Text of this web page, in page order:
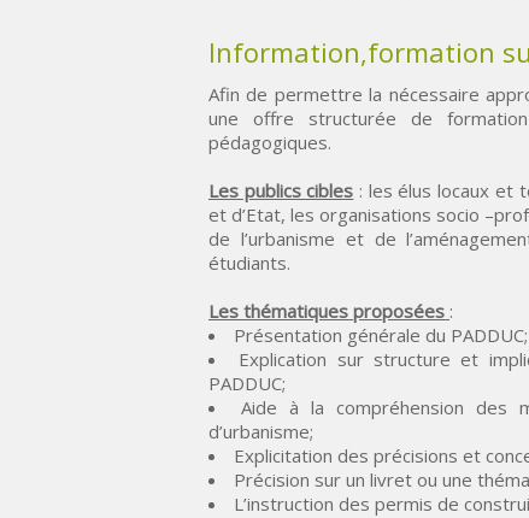
Information,formation
Afin de permettre la nécessaire
une offre structurée de
pédagogiques.
Les publics cibles : les élus locaux et
et d’Etat, les organisations socio
de l’urbanisme et de
étudiants.
Les thématiques proposées :
Présentation générale du PADDUC;
Explication sur structure et
PADDUC;
Aide à la compréhension des
d’urbanisme;
Explicitation des précisions et
Précision sur un livret ou une
L’instruction des permis de